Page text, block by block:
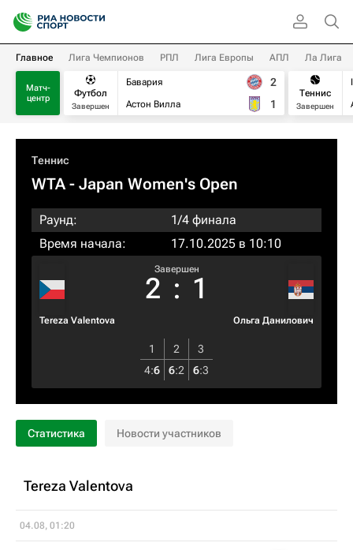
Главное Лига Чемпионов РПЛ Лига Европы АПЛ Ла Лига
Матч-
центр
Футбол
Завершен
Бавария
Астон Вилла
2
1
Теннис
Завершен
Теннис
WTA- Japan Women's Open
Раунд:
1/4 финала
Время начала:
17.10.2025 в 10:10
Tereza Valentova
Завершен
2 : 1
Ольга Данилович
1 2
3
4:6 6:2 6:3
Статистика Новости участников
Tereza Valentova
04.08, 01:20